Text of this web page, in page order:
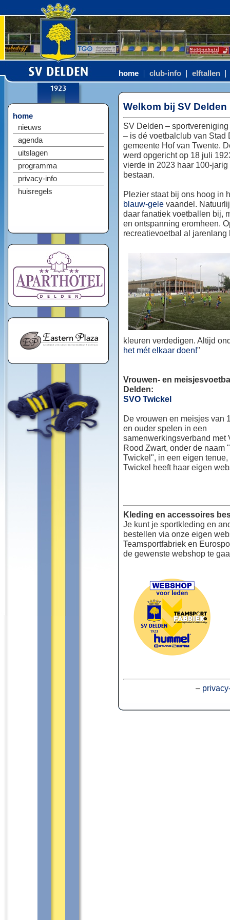
home club-info elftallen
home
nieuws
agenda
uitslagen
programma
privacy-info
huisregels
Welkom bij SV Delden
SV Delden –
– is dé voetbalclub van Stad
gemeente Hof van Twente.
werd opgericht op 18 juli
vierde in 2023 haar 100-jarig
bestaan.
Plezier staat bij ons hoog in
blauw-gele vaandel.
daar fanatiek voetballen bij,
en ontspanning eromheen.
recreatievoetbal al jarenlang
kleuren verdedigen. Altijd
het mét elkaar doen!"
Vrouwen- en
Delden:
SVO Twickel
De vrouwen en meisjes van
en ouder spelen in een
samenwerkingsverband met
Rood Zwart, onder de naam
Twickel", in een eigen
Twickel heeft haar eigen
Kleding en accessoires
Je kunt je sportkleding en
bestellen via onze eigen
Teamsportfabriek en
de gewenste webshop te
–